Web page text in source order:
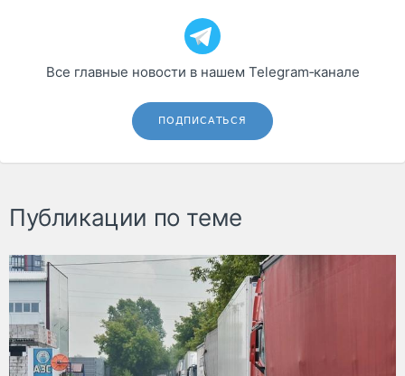
Все главные новости в нашем Telegram‑канале
ПОДПИСАТЬСЯ
Публикации по теме